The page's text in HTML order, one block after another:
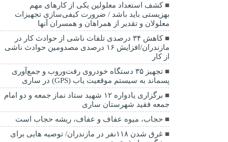
کشف استعداد معلولین یکی از کارهای مهم
بهزیستی باید باشد / ضرورت کیفی‌سازی تجهیزات
معلولان و تقدیر از همراهان و همسران آنها
کاهش ۳۴ درصدی تلفات ناشی از حوادث كار در
مازندران/افزایش ۱۶ درصدی مصدومین حوادث ناشی
از کار
تجهیز ۳۵ دستگاه خودروی رفت‌وروب و جمع‌آوری
پسماند به سیستم موقعیت یاب (GPS) در ساری
برگزاری یادواره ۱۲ شهید ستاد نماز جمعه و دو امام
جمعه فقید شهرستان ساری
حجاب، میوه عفاف و عفاف، ریشه حجاب است
غرق شدن ۱۱۸نفر در مازندران/ توصيه هايی برای